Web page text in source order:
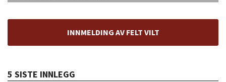
INNMELDING AV FELT VILT
5 SISTE INNLEGG